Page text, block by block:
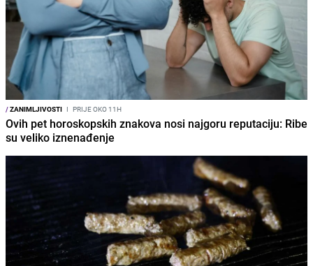
/ZANIMLJIVOSTI I PRIJE OKO 11H
Ovih pet horoskopskih znakova nosi najgoru reputaciju: Ribe
su veliko iznenađenje